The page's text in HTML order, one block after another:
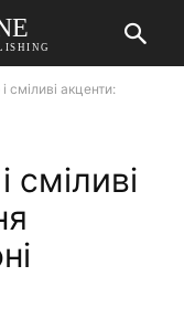
сміливі акценти:
сміливі